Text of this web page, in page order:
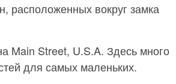
расположенных вокруг замка
Main Street, U.S.A. Здесь много
для самых маленьких.